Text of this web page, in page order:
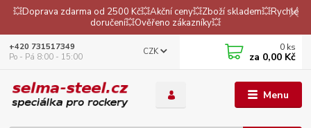
💥Doprava zdarma od 2500 Kč💥Akční ceny💥Zboží skladem💥Rychlé
doručení💥Ověřeno zákazníky💥
Menu
CZK
+420 731517349
Po - Pá 8:00 - 15:00
0 ks
za 0,00 Kč